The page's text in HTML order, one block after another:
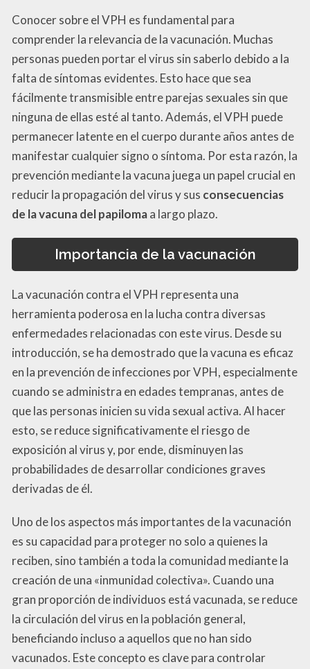
Conocer sobre el VPH es fundamental para
comprender la relevancia de la vacunación. Muchas
personas pueden portar el virus sin saberlo debido a la
falta de síntomas evidentes. Esto hace que sea
fácilmente transmisible entre parejas sexuales sin que
ninguna de ellas esté al tanto. Además, el VPH puede
permanecer latente en el cuerpo durante años antes de
manifestar cualquier signo o síntoma. Por esta razón, la
prevención mediante la vacuna juega un papel crucial en
reducir la propagación del virus y sus consecuencias
de la vacuna del papilomaa largo plazo.
Importancia de la vacunación
La vacunación contra el VPH representa una
herramienta poderosa en la lucha contra diversas
enfermedades relacionadas con este virus. Desde su
introducción, se ha demostrado que la vacuna es eficaz
en la prevención de infecciones por VPH, especialmente
cuando se administra en edades tempranas, antes de
que las personas inicien su vida sexual activa. Al hacer
esto, se reduce significativamente el riesgo de
exposición al virus y, por ende, disminuyen las
probabilidades de desarrollar condiciones graves
derivadas de él.
Uno de los aspectos más importantes de la vacunación
es su capacidad para proteger no solo a quienes la
reciben, sino también a toda la comunidad mediante la
creación de una «inmunidad colectiva». Cuando una
gran proporción de individuos está vacunada, se reduce
la circulación del virus en la población general,
beneficiando incluso a aquellos que no han sido
vacunados. Este concepto es clave para controlar